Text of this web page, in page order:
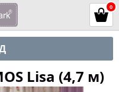
0
Lisa (4,7 м)